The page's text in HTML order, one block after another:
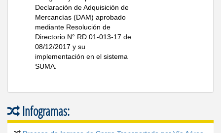
Declaración de Adquisición de
Mercancías (DAM) aprobado
mediante Resolución de
Directorio N° RD 01-013-17 de
08/12/2017 y su
implementación en el sistema
SUMA.
Infogramas: